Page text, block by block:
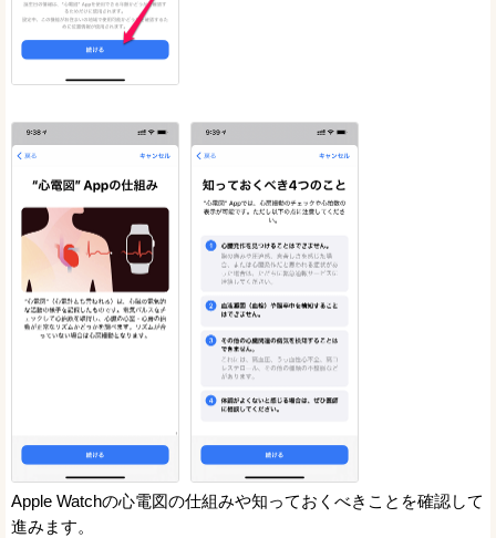
Apple Watchの心電図の仕組みや知っておくべきことを確認して
進みます。